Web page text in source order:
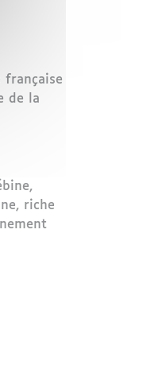
française
de la
riche